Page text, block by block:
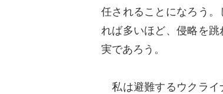
任されることになろう
れば多いほど、侵略を
実であろう。
私は避難するウクライ